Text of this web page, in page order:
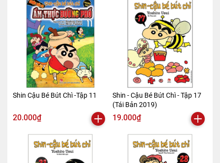
Shin Cậu Bé Bút Chì -Tập 11
20.000₫
Shin - Cậu Bé Bút Chì - Tập 17
(Tái Bản 2019)
19.000₫